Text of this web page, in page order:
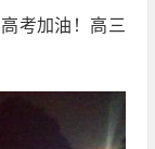
考加油！高三